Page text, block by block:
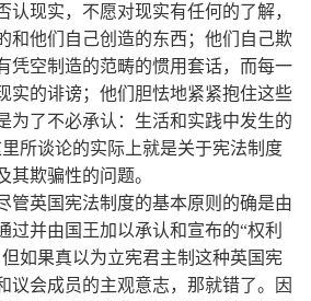
认现实，不愿对现实有任何的了解，
和他们自己创造的东西；他们自己欺
凭空制造的范畴的惯用套话，而每一
实的诽谤；他们胆怯地紧紧抱住这些
为了不必承认：生活和实践中发生的
所谈论的实际上就是关于宪法制度
其欺骗性的问题。
管英国宪法制度的基本原则的确是由
过并由国王加以承认和宣布的“权利
如果真以为立宪君主制这种英国宪
议会成员的主观意志，那就错了。因